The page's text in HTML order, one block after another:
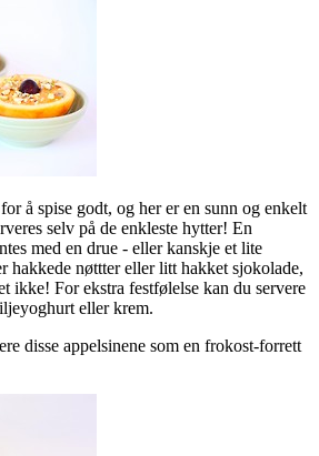
å spise godt, og her er en sunn og enkelt
selv på de enkleste hytter! En
med en drue - eller kanskje et lite
hakkede nøttter eller litt hakket sjokolade,
ikke! For ekstra festfølelse kan du servere
eller krem.
disse appelsinene som en frokost-forrett